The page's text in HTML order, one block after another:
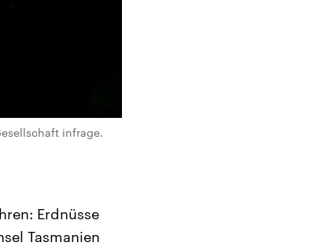
infrage.
Erdnüsse
Tasmanien